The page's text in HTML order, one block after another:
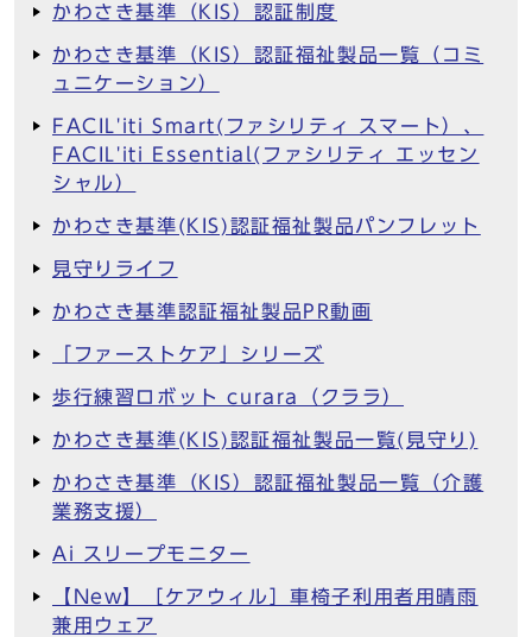
かわさき基準（KIS）認証制度
かわさき基準（KIS）認証福祉製品一覧（コミ
ュニケーション）
FACIL'iti Smart(ファシリティ スマート）、
FACIL'iti Essential(ファシリティ エッセン
シャル）
かわさき基準(KIS)認証福祉製品パンフレット
見守りライフ
かわさき基準認証福祉製品PR動画
「ファーストケア」シリーズ
歩行練習ロボット curara（クララ）
かわさき基準(KIS)認証福祉製品一覧(見守り)
かわさき基準（KIS）認証福祉製品一覧（介護
業務支援）
Ai スリープモニター
【New】［ケアウィル］車椅子利用者用晴雨
兼用ウェア